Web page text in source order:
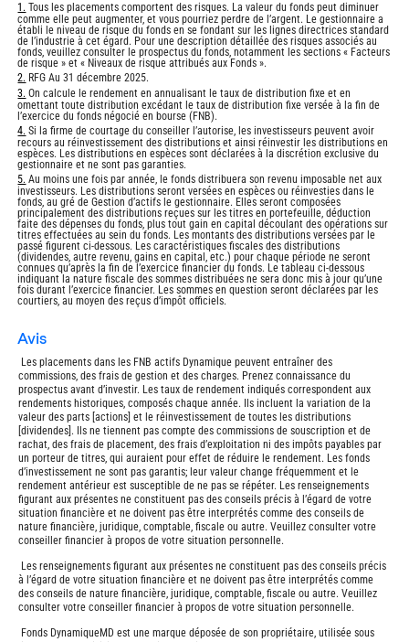
Return
to
footnote
1. Tous les placements comportent des risques. La valeur du fonds peut diminuer
comme elle peut augmenter, et vous pourriez perdre de l’argent. Le gestionnaire a
établi le niveau de risque du fonds en se fondant sur les lignes directrices standard
de l’industrie à cet égard. Pour une description détaillée des risques associés au
fonds, veuillez consulter le prospectus du fonds, notamment les sections « Facteurs
de risque » et « Niveaux de risque attribués aux Fonds ».
Return
to
footnote
2. RFG Au 31 décembre 2025.
Return
to
footnote
3. On calcule le rendement en annualisant le taux de distribution fixe et en
omettant toute distribution excédant le taux de distribution fixe versée à la fin de
l’exercice du fonds négocié en bourse (FNB).
Return
to
footnote
4. Si la firme de courtage du conseiller l’autorise, les investisseurs peuvent avoir
recours au réinvestissement des distributions et ainsi réinvestir les distributions en
espèces. Les distributions en espèces sont déclarées à la discrétion exclusive du
gestionnaire et ne sont pas garanties.
Return
to
footnote
5. Au moins une fois par année, le fonds distribuera son revenu imposable net aux
investisseurs. Les distributions seront versées en espèces ou réinvesties dans le
fonds, au gré de Gestion d’actifs le gestionnaire. Elles seront composées
principalement des distributions reçues sur les titres en portefeuille, déduction
faite des dépenses du fonds, plus tout gain en capital découlant des opérations sur
titres effectuées au sein du fonds. Les montants des distributions versées par le
passé figurent ci-dessous. Les caractéristiques fiscales des distributions
(dividendes, autre revenu, gains en capital, etc.) pour chaque période ne seront
connues qu’après la fin de l’exercice financier du fonds. Le tableau ci-dessous
indiquant la nature fiscale des sommes distribuées ne sera donc mis à jour qu’une
fois durant l’exercice financier. Les sommes en question seront déclarées par les
courtiers, au moyen des reçus d’impôt officiels.
avis
Les placements dans les FNB actifs Dynamique peuvent entraîner des
commissions, des frais de gestion et des charges. Prenez connaissance du
prospectus avant d’investir. Les taux de rendement indiqués correspondent aux
rendements historiques, composés chaque année. Ils incluent la variation de la
valeur des parts [actions] et le réinvestissement de toutes les distributions
[dividendes]. Ils ne tiennent pas compte des commissions de souscription et de
rachat, des frais de placement, des frais d’exploitation ni des impôts payables par
un porteur de titres, qui auraient pour effet de réduire le rendement. Les fonds
d’investissement ne sont pas garantis; leur valeur change fréquemment et le
rendement antérieur est susceptible de ne pas se répéter. Les renseignements
figurant aux présentes ne constituent pas des conseils précis à l’égard de votre
situation financière et ne doivent pas être interprétés comme des conseils de
nature financière, juridique, comptable, fiscale ou autre. Veuillez consulter votre
conseiller financier à propos de votre situation personnelle.
Les renseignements figurant aux présentes ne constituent pas des conseils précis
à l’égard de votre situation financière et ne doivent pas être interprétés comme
des conseils de nature financière, juridique, comptable, fiscale ou autre. Veuillez
consulter votre conseiller financier à propos de votre situation personnelle.
Fonds DynamiqueMD est une marque déposée de son propriétaire, utilisée sous